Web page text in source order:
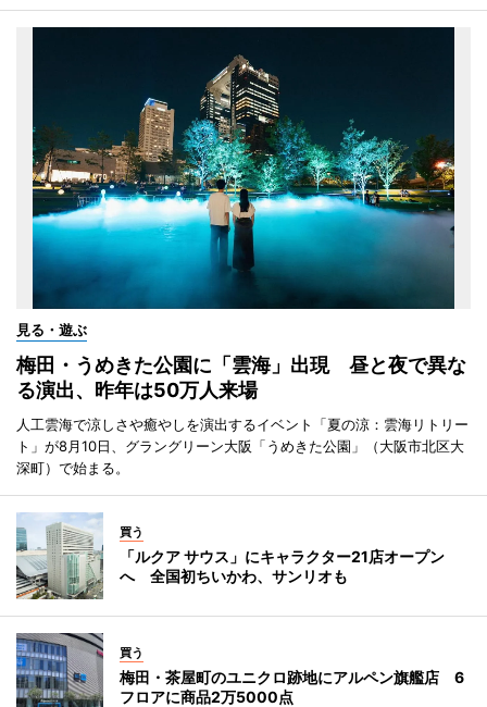
見る・遊ぶ
梅田・うめきた公園に「雲海」出現 昼と夜で異な
る演出、昨年は50万人来場
人工雲海で涼しさや癒やしを演出するイベント「夏の涼：雲海リトリー
ト」が8月10日、グラングリーン大阪「うめきた公園」（大阪市北区大
深町）で始まる。
買う
「ルクア サウス」にキャラクター21店オープン
へ 全国初ちいかわ、サンリオも
買う
梅田・茶屋町のユニクロ跡地にアルペン旗艦店 6
フロアに商品2万5000点